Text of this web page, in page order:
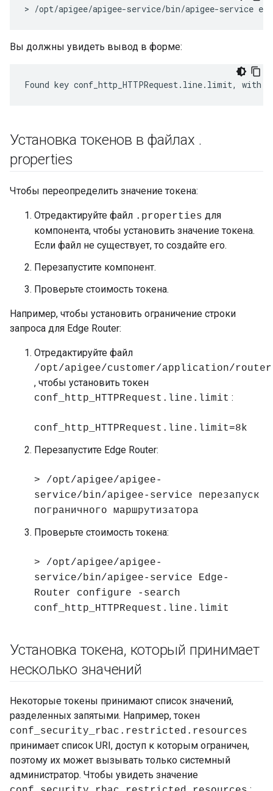
> /opt/apigee/apigee-service/bin/apigee-service
Вы должны увидеть вывод в форме:
Found key conf_http_HTTPRequest.line.limit,
Установка токенов в файлах .
properties
Чтобы переопределить значение токена:
Отредактируйте файл .properties для
компонента, чтобы установить значение токена.
Если файл не существует, то создайте его.
Перезапустите компонент.
Проверьте стоимость токена.
Например, чтобы установить ограничение строки
запроса для Edge Router:
Отредактируйте файл
/opt/apigee/customer/application/
, чтобы установить токен
conf_http_HTTPRequest.line.limit :
conf_http_HTTPRequest.line.limit=8k
Перезапустите Edge Router:
> /opt/apigee/apigee-
service/bin/apigee-service перезапуск
пограничного маршрутизатора
Проверьте стоимость токена:
> /opt/apigee/apigee-
service/bin/apigee-service Edge-
Router configure -search
conf_http_HTTPRequest.line.limit
Установка токена, который принимает
несколько значений
Некоторые токены принимают список значений,
разделенных запятыми. Например, токен
conf_security_rbac.restricted.resources
принимает список URI, доступ к которым ограничен,
поэтому их может вызывать только системный
администратор. Чтобы увидеть значение